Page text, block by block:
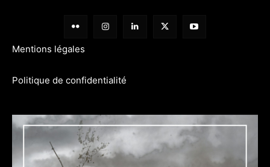
Mentions légales
Politique de confidentialité